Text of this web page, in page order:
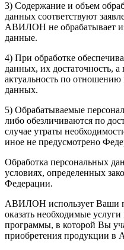
3) Содержание и объем
данных соответствуют
АВИЛОН не обрабатывает
данные.
4) При обработке
данных, их достаточность,
актуальность по
данных.
5) Обрабатываемые
либо обезличиваются по
случае утраты
иное не предусмотрено
Обработка персональных
условиях, определенных
Федерации.
АВИЛОН использует Ваши
оказать необходимые
программы, в которой Вы
приобретения продукции в